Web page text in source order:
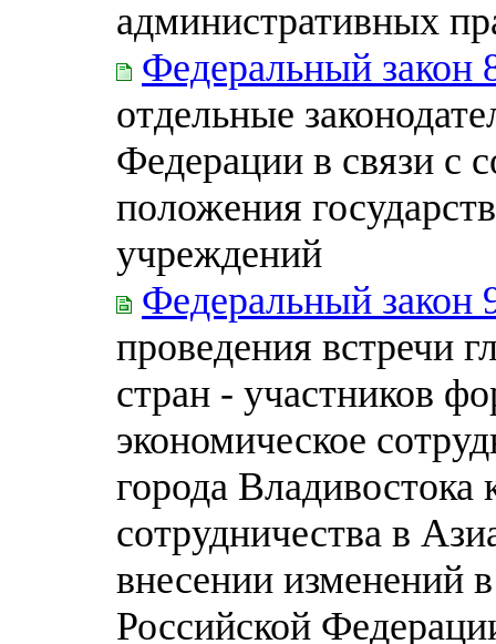
административных
Федеральный закон
отдельные
Федерации в связи с
положения
учреждений
Федеральный закон
проведения встречи
стран - участников
экономическое
города Владивостока
сотрудничества в
внесении изменений
Российской